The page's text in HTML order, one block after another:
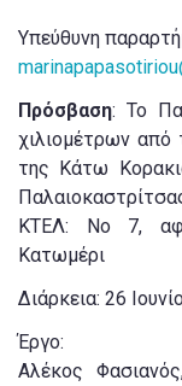
Υπεύθυνη
Πρόσβαση: Το
χιλιομέτρων από
της Κάτω
ΚΤΕΛ: Νο 7,
Κατωμέρι
Διάρκεια: 26
Έργο:
Αλέκος